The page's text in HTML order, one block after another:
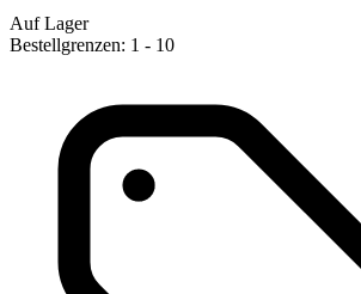
Auf Lager
Bestellgrenzen: 1 - 10